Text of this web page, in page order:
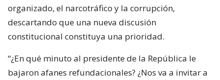
organizado, el narcotráfico y la corrupción,
descartando que una nueva discusión
constitucional constituya una prioridad.
“¿En qué minuto al presidente de la República le
bajaron afanes refundacionales? ¿Nos va a invitar a